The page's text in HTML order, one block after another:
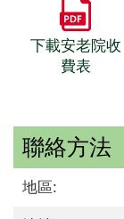
下載安老院收
費表
聯絡方法
地區: